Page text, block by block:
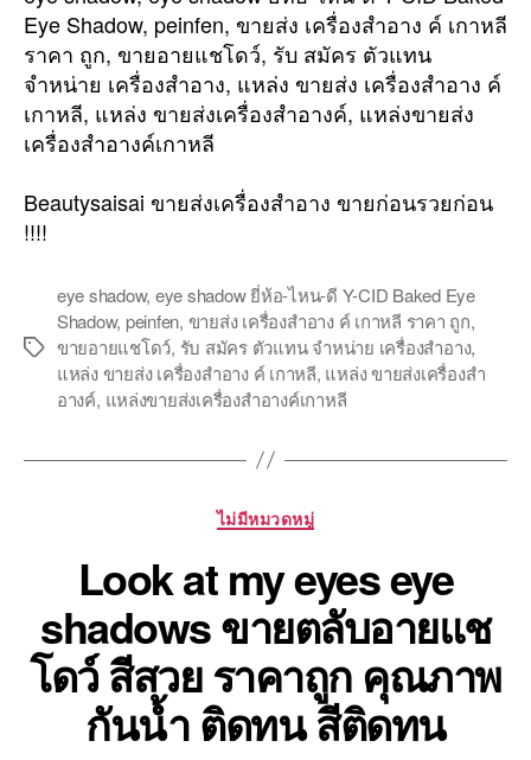
Eye Shadow, peinfen, ขายส่ง เครื่องสำอาง ค์ เกาหลี
ราคา ถูก, ขายอายแชโดว์, รับ สมัคร ตัวแทน
จำหน่าย เครื่องสำอาง, แหล่ง ขายส่ง เครื่องสำอาง ค์
เกาหลี, แหล่ง ขายส่งเครื่องสำอางค์, แหล่งขายส่ง
เครื่องสำอางค์เกาหลี
Beautysaisai ขายส่งเครื่องสำอาง ขายก่อนรวยก่อน
!!!!
Tags
eye shadow, eye shadow ยี่ห้อ-ไหน-ดี Y-CID Baked Eye
Shadow, peinfen, ขายส่ง เครื่องสำอาง ค์ เกาหลี ราคา ถูก,
ขายอายแชโดว์, รับ สมัคร ตัวแทน จำหน่าย เครื่องสำอาง,
แหล่ง ขายส่ง เครื่องสำอาง ค์ เกาหลี, แหล่ง ขายส่งเครื่องสำ
อางค์, แหล่งขายส่งเครื่องสำอางค์เกาหลี
Categories
ไม่มีหมวดหมู่
Look at my eyes eye
shadows ขายตลับอายแช
โดว์ สีสวย ราคาถูก คุณภาพ
กันน้ำ ติดทน สีติดทน